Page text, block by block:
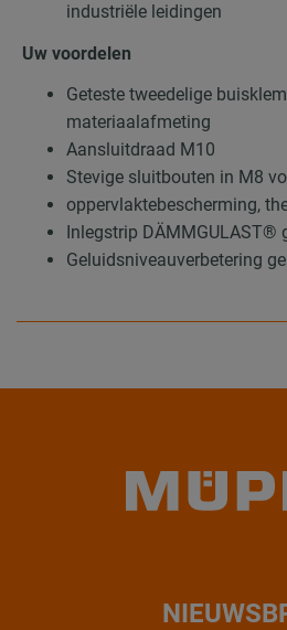
industriële leidingen
Uw voordelen
Geteste tweedelige
materiaalafmeting
Aansluitdraad M10
Stevige sluitbouten in M8
oppervlaktebescherming,
Inlegstrip DÄMMGULAST®
Geluidsniveauverbetering